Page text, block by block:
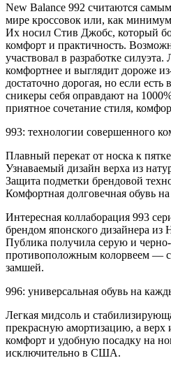
New Balance 992 считаются
мире кроссовок или, как
Их носил Стив Джобс, который
комфорт и практичность.
участвовал в разработке
комфортнее и выглядит дороже
достаточно дорогая, но если есть
сникеры себя оправдают на
приятное сочетание стиля,
993: технологии совершенного
Плавный перекат от носка к
Узнаваемый дизайн верха из
Защита подметки брендовой
Комфортная долговечная обувь
Интересная коллаборация 993
брендом японского дизайнера
Публика получила серую и
противоположным колорвеем — с
замшей.
996: универсальная обувь на
Легкая мидсоль и
прекрасную амортизацию, а
комфорт и удобную посадку на
исключительно в США.